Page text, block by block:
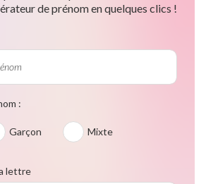
de prénom en quelques clics !
:
Garçon Mixte
lettre